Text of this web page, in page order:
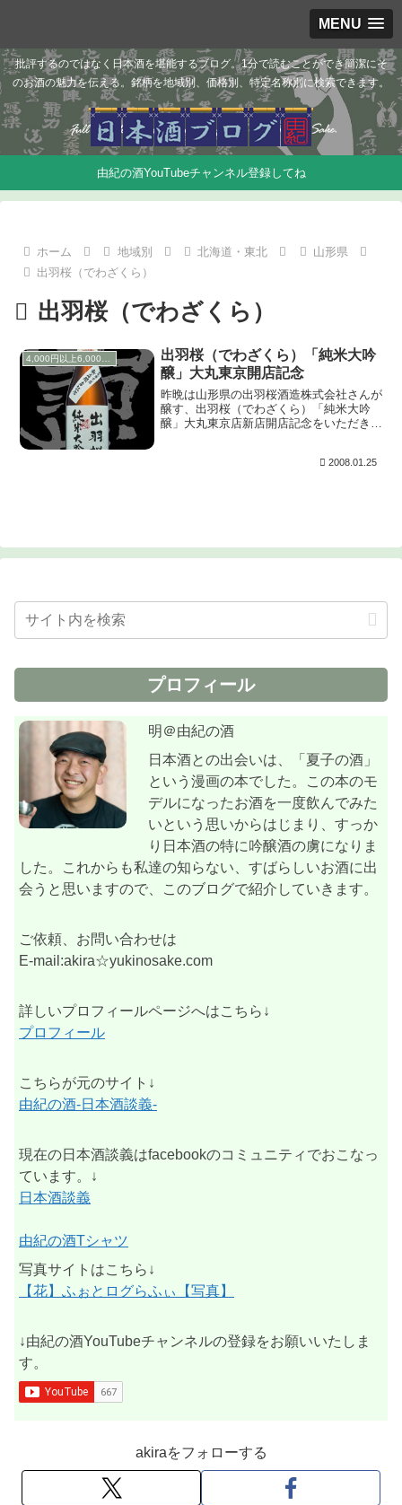
MENU
批評するのではなく日本酒を堪能するブログ。1分で読むことができ簡潔にそ
のお酒の魅力を伝える。銘柄を地域別、価格別、特定名称別に検索できます。
由紀の酒YouTubeチャンネル登録してね
ホーム 地域別 北海道・東北
山形県
出羽桜（でわざくら）
出羽桜（でわざくら）
4,000円以上6,000円未満
出羽桜（でわざくら）「純米大吟
醸」大丸東京開店記念
昨晩は山形県の出羽桜酒造株式会社さんが
醸す、出羽桜（でわざくら）「純米大吟
醸」大丸東京店新店開店記念をいただきま
トに純米大吟醸というものがあったと言う
2008.01.25
プロフィール
明＠由紀の酒
日本酒との出会いは、「夏子の酒」
という漫画の本でした。この本のモ
デルになったお酒を一度飲んでみた
いという思いからはじまり、すっか
り日本酒の特に吟醸酒の虜になりま
した。これからも私達の知らない、すばらしいお酒に出
会うと思いますので、このブログで紹介していきます。
ご依頼、お問い合わせは
E-mail:akira☆yukinosake.com
詳しいプロフィールページへはこちら↓
プロフィール
こちらが元のサイト↓
由紀の酒-日本酒談義-
現在の日本酒談義はfacebookのコミュニティでおこなっ
ています。↓
日本酒談義
由紀の酒Tシャツ
写真サイトはこちら↓
【花】ふぉとログらふぃ【写真】
↓由紀の酒YouTubeチャンネルの登録をお願いいたしま
す。
akiraをフォローする